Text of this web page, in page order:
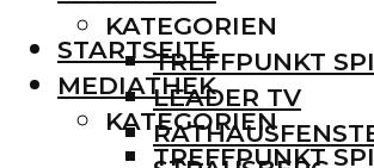
KATEGORIEN
TREFFPUNKT
LEADER TV
STARTSEITE
MEDIATHEK
KATEGORIEN
TREFFPUNKT